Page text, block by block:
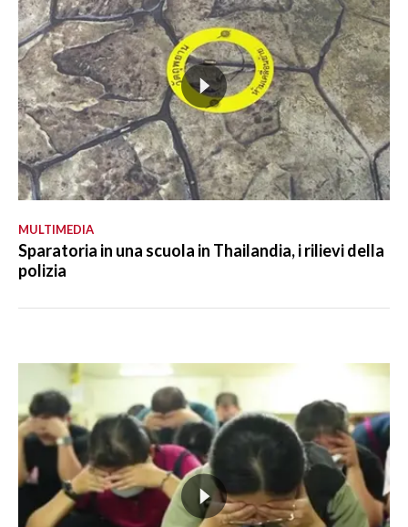
MULTIMEDIA
Sparatoria in una scuola in Thailandia, i rilievi della
polizia